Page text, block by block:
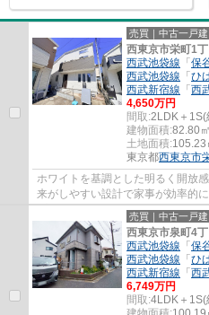
売買｜中古一戸建
西東京市栄町1
西武池袋線 「 保
西武池袋線 「 ひ
西武新宿線 「 西
4,650万円
間取:2LDK＋1S(
建物面積:82.80
土地面積:105.23
東京都西東京市
ホワイトを基調とした明るく開放
来がしやすい設計で家事が効率的に進みます。 ■徒歩
プライバシー重視の2階リビング ■
売買｜中古一戸建
西東京市泉町4
西武池袋線 「 保
西武池袋線 「 ひ
西武新宿線 「 西
6,749万円
間取:4LDK＋1S(